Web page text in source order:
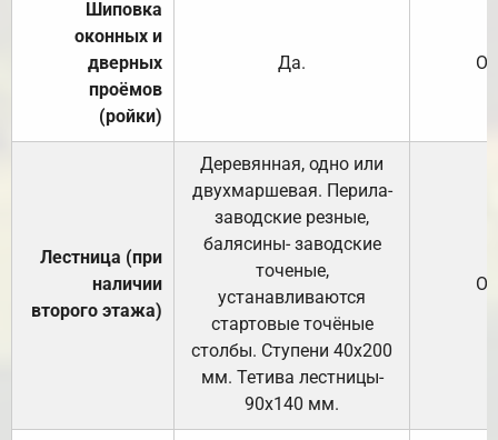
Шиповка
оконных и
дверных
проёмов
(ройки)
Да.
Лестница (при
наличии
второго этажа)
Деревянная, одно или
двухмаршевая. Перила-
заводские резные,
балясины- заводские
точеные,
устанавливаются
стартовые точёные
столбы. Ступени 40х200
мм. Тетива лестницы-
90х140 мм.